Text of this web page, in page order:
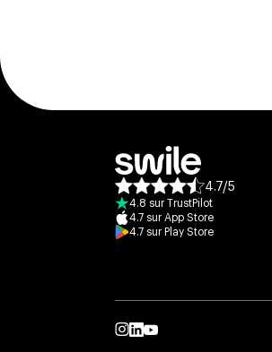
Note moyenne des avis :
4.7/5
4.8 sur TrustPilot
4.7 sur App Store
4.7 sur Play Store